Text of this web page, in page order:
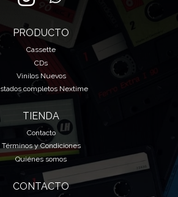
PRODUCTO
Cassette
CDs
Vinilos Nuevos
completos Nextime
TIENDA
Contacto
Términos y Condiciones
Quiénes somos
CONTACTO